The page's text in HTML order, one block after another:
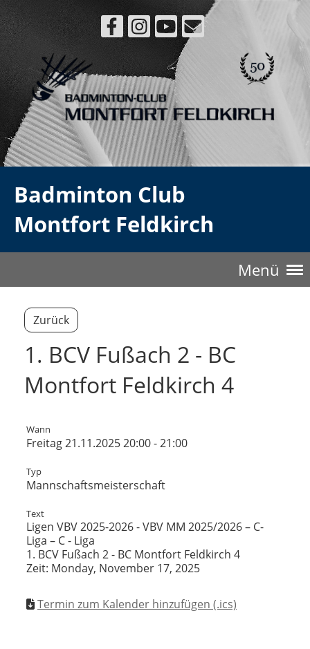
Badminton Club
Montfort Feldkirch
Menü
Zurück
1. BCV Fußach 2 - BC
Montfort Feldkirch 4
Wann
Freitag 21.11.2025 20:00 - 21:00
Typ
Mannschaftsmeisterschaft
Text
Ligen VBV 2025-2026 - VBV MM 2025/2026 – C-
Liga – C - Liga
1. BCV Fußach 2 - BC Montfort Feldkirch 4
Zeit: Monday, November 17, 2025
Termin zum Kalender hinzufügen (.ics)